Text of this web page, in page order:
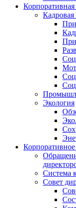
Корпоративная
Кадровая
Экология
Система
Совет